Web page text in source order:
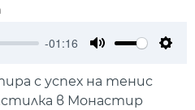
-01:16
с успех на тенис
в Монастир